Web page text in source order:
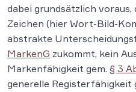
dabei grundsätzlich voraus,
Zeichen (hier Wort-Bild-
abstrakte
MarkenG zukommt, kein
Markenfähigkeit gem. § 3
generelle Registerfähigkeit